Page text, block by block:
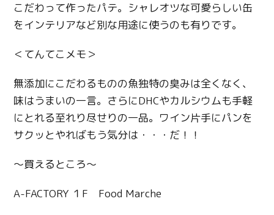
こだわって作ったパテ。シャレオツな可愛らしい缶
をインテリアなど別な用途に使うのも有りです。
＜てんてこメモ＞
無添加にこだわるものの魚独特の臭みは全くなく、
味はうまいの一言。さらにDHCやカルシウムも手軽
にとれる至れり尽せりの一品。ワイン片手にパンを
サクッとやればもう気分は・・・だ！！
〜買えるところ〜
A-FACTORY １F Food Marche